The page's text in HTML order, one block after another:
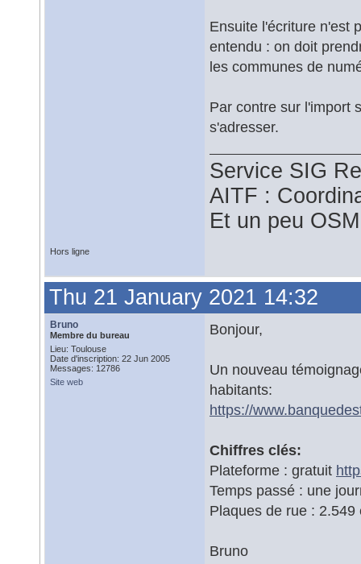
Ensuite l'écriture n'est
entendu : on doit
les communes de
Par contre sur l'import
s'adresser.
Service SIG
AITF :
Et un peu
Hors ligne
Thu 21 January 2021 14:32
Bruno
Membre du bureau
Lieu: Toulouse
Date d'inscription: 22 Jun 2005
Messages: 12786
Site web
Bonjour,
Un nouveau
habitants:
https://
Chiffres clés:
Plateforme : gratuit
Temps passé : une
Plaques de rue : 2.549
Bruno